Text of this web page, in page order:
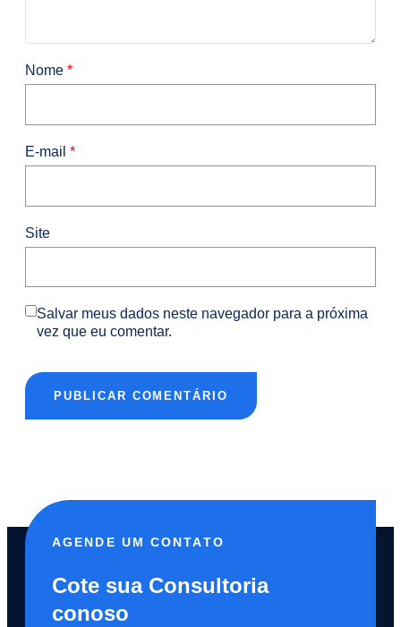
Nome *
E-mail *
Site
Salvar meus dados neste navegador para a próxima
vez que eu comentar.
AGENDE UM CONTATO
Cote sua Consultoria
conoso